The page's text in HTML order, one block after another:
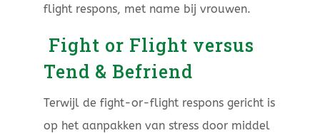
flight respons, met name bij vrouwen.
Fight or Flight versus
Tend & Befriend
Terwijl de fight-or-flight respons gericht is
op het aanpakken van stress door middel